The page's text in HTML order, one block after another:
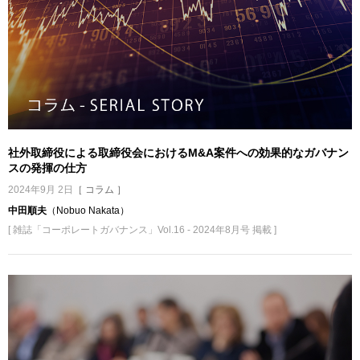
社外取締役による取締役会におけるM&A案件への効果的なガバナン
スの発揮の仕方
2024年9月 2日
［ コラム ］
中田順夫 （Nobuo Nakata）
[ 雑誌「コーポレートガバナンス」Vol.16 - 2024年8月号 掲載 ]